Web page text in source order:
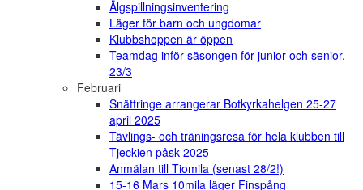
Älgspillningsinventering
Läger för barn och ungdomar
Klubbshoppen är öppen
Teamdag inför säsongen för junior och senior,
23/3
Februari
Snättringe arrangerar Botkyrkahelgen 25-27
april 2025
Tävlings- och träningsresa för hela klubben till
Tjeckien påsk 2025
Anmälan till Tiomila (senast 28/2!)
15-16 Mars 10mila läger Finspång